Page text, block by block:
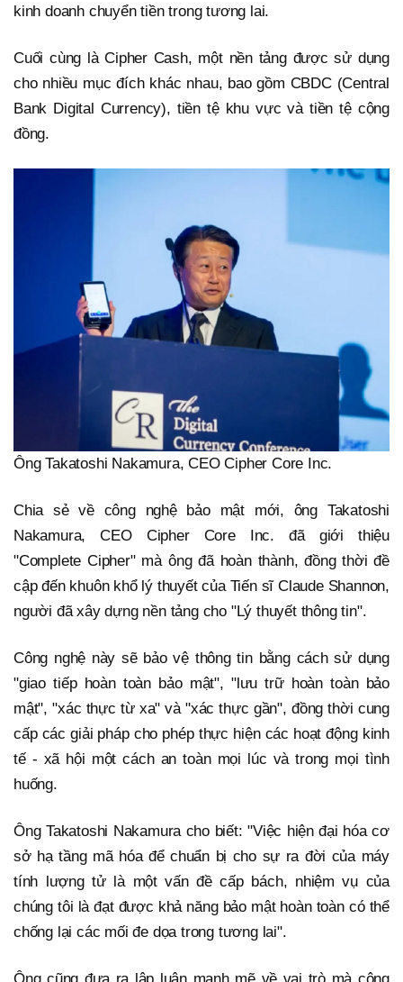
kinh doanh chuyển tiền trong tương lai.
Cuối cùng là Cipher Cash, một nền tảng được sử dụng
cho nhiều mục đích khác nhau, bao gồm CBDC (Central
Bank Digital Currency), tiền tệ khu vực và tiền tệ cộng
đồng.
Ông Takatoshi Nakamura, CEO Cipher Core Inc.
Chia sẻ về công nghệ bảo mật mới, ông Takatoshi
Nakamura, CEO Cipher Core Inc. đã giới thiệu
"Complete Cipher" mà ông đã hoàn thành, đồng thời đề
cập đến khuôn khổ lý thuyết của Tiến sĩ Claude Shannon,
người đã xây dựng nền tảng cho "Lý thuyết thông tin".
Công nghệ này sẽ bảo vệ thông tin bằng cách sử dụng
"giao tiếp hoàn toàn bảo mật", "lưu trữ hoàn toàn bảo
mật", "xác thực từ xa" và "xác thực gần", đồng thời cung
cấp các giải pháp cho phép thực hiện các hoạt động kinh
tế - xã hội một cách an toàn mọi lúc và trong mọi tình
huống.
Ông Takatoshi Nakamura cho biết: "Việc hiện đại hóa cơ
sở hạ tầng mã hóa để chuẩn bị cho sự ra đời của máy
tính lượng tử là một vấn đề cấp bách, nhiệm vụ của
chúng tôi là đạt được khả năng bảo mật hoàn toàn có thể
chống lại các mối đe dọa trong tương lai".
Ông cũng đưa ra lập luận mạnh mẽ về vai trò mà công